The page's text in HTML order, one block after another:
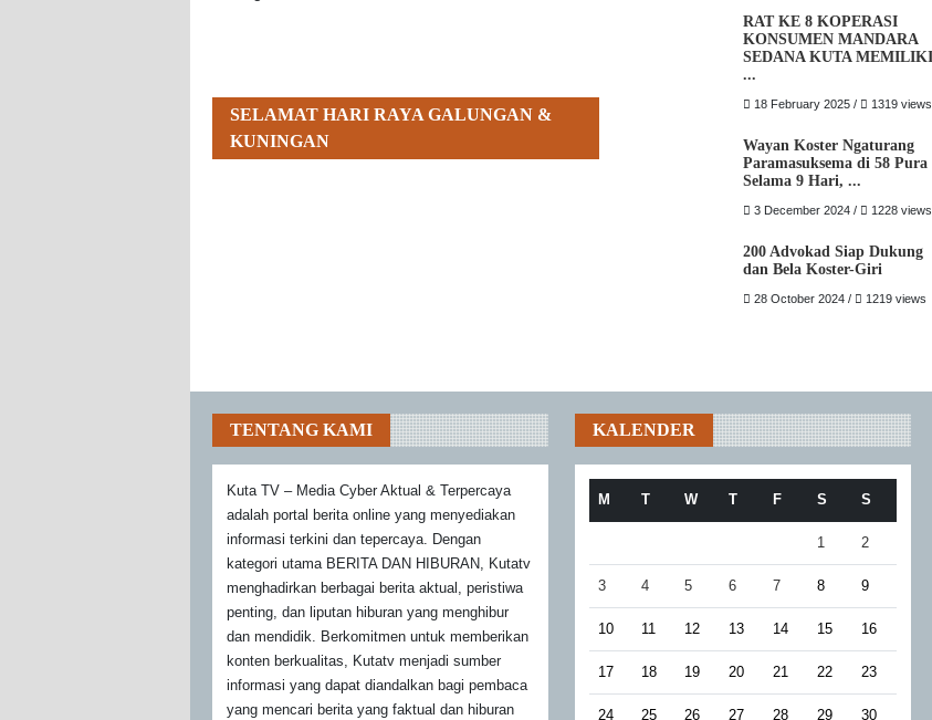
SELAMAT HARI RAYA GALUNGAN &
KUNINGAN
RAT KE 8 KOPERASI
KONSUMEN MANDARA
SEDANA KUTA MEMILIKI
...
18 February 2025 / 1319 views
Wayan Koster Ngaturang
Paramasuksema di 58 Pura
Selama 9 Hari, ...
3 December 2024 / 1228 views
200 Advokad Siap Dukung
dan Bela Koster-Giri
28 October 2024 / 1219 views
TENTANG KAMI
Kuta TV – Media Cyber Aktual & Terpercaya
adalah portal berita online yang menyediakan
informasi terkini dan tepercaya. Dengan
kategori utama BERITA DAN HIBURAN, Kutatv
menghadirkan berbagai berita aktual, peristiwa
penting, dan liputan hiburan yang menghibur
dan mendidik. Berkomitmen untuk memberikan
konten berkualitas, Kutatv menjadi sumber
informasi yang dapat diandalkan bagi pembaca
yang mencari berita yang faktual dan hiburan
KALENDER
M T W T F S S
1 2
3 4 5 6 7 8 9
10 11 12 13 14 15 16
17 18 19 20 21 22 23
24 25 26 27 28 29 30